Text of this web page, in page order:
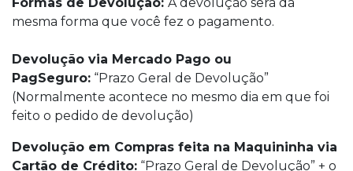
mesma forma que você fez o pagamento.
Devolução via Mercado Pago ou
PagSeguro: “Prazo Geral de Devolução”
(Normalmente acontece no mesmo dia em que foi
feito o pedido de devolução)
Devolução em Compras feita na Maquininha via
Cartão de Crédito: “Prazo Geral de Devolução” + o